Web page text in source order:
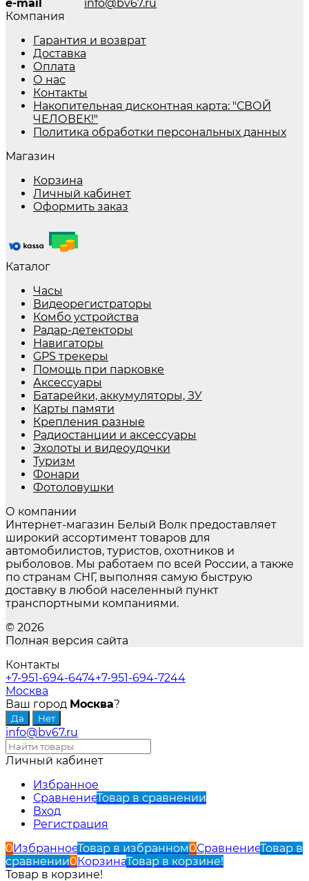
e-mail
info@bv67.ru
Компания
Гарантия и возврат
Доставка
Оплата
О нас
Контакты
Накопительная дисконтная карта: "СВОЙ
ЧЕЛОВЕК!"
Политика обработки персональных данных
Магазин
Корзина
Личный кабинет
Оформить заказ
Каталог
Часы
Видеорегистраторы
Комбо устройства
Радар-детекторы
Навигаторы
GPS трекеры
Помощь при парковке
Аксессуары
Батарейки, аккумуляторы, ЗУ
Карты памяти
Крепления разные
Радиостанции и аксессуары
Эхолоты и видеоудочки
Туризм
Фонари
Фотоловушки
О компании
Интернет-магазин Белый Волк предоставляет
широкий ассортимент товаров для
автомобилистов, туристов, охотников и
рыболовов. Мы работаем по всей России, а также
по странам СНГ, выполняя самую быструю
доставку в любой населенный пункт
транспортными компаниями.
© 2026
Полная версия сайта
Контакты
+7-951-694-6474+7-951-694-7244
Москва
Ваш город Москва?
info@bv67.ru
Личный кабинет
Избранное
СравнениеТовар в сравнении
Вход
Регистрация
0ИзбранноеТовар в избранном0СравнениеТовар в
сравнении0КорзинаТовар в корзине!
Товар в корзине!